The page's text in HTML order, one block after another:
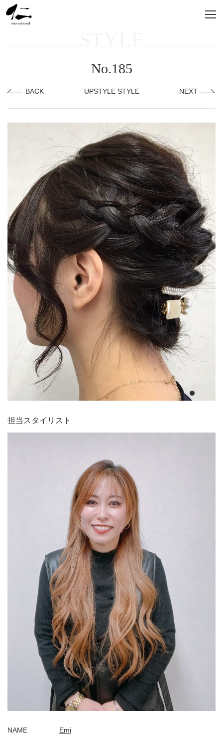
STYLE
No.185
BACK UPSTYLE STYLE NEXT
担当スタイリスト
NAME Emi